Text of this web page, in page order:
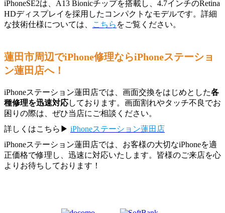
iPhoneSE2は、A13 Bionicチップを搭載し、4.7インチのRetina
HDディスプレイを採用したコンパクトなモデルです。詳細
な技術仕様については、
こちら をご覧ください。
蓮田市周辺でiPhone修理ならiPhoneステーショ
ン蓮田店へ！
iPhoneステーション蓮田店では、画面交換をはじめとした各
種修理を迅速対応しております。画面割れやタッチ不良でお
困りの際は、ぜひ当店にご相談ください。
詳しくはこちら▶︎ iPhoneステーション蓮田店
iPhoneステーション蓮田店では、お客様の大切なiPhoneを適
正価格で修理し、迅速に対応いたします。皆様のご来店を心
よりお待ちしております！